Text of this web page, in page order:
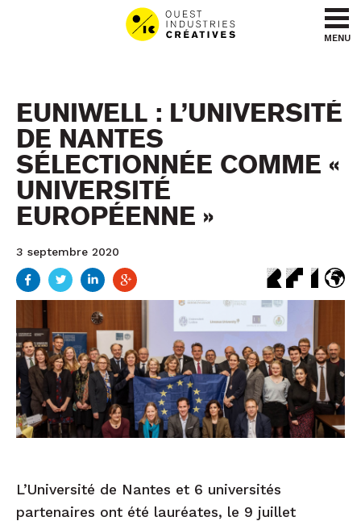
Aller au menu
Aller au contenu
MENU
EUNIWELL : L’UNIVERSITÉ
DE NANTES
SÉLECTIONNÉE COMME «
UNIVERSITÉ
EUROPÉENNE »
3 septembre 2020
L’Université de Nantes et 6 universités
partenaires ont été lauréates, le 9 juillet